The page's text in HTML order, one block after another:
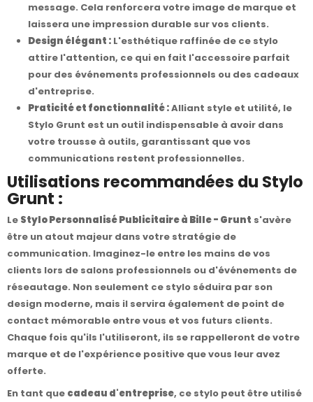
message. Cela renforcera votre image de marque et
laissera une impression durable sur vos clients.
Design élégant : L'esthétique raffinée de ce stylo
attire l'attention, ce qui en fait l'accessoire parfait
pour des événements professionnels ou des cadeaux
d'entreprise.
Praticité et fonctionnalité :Alliant style et utilité, le
Stylo Grunt est un outil indispensable à avoir dans
votre trousse à outils, garantissant que vos
communications restent professionnelles.
Utilisations recommandées du Stylo
Grunt :
Le Stylo Personnalisé Publicitaire à Bille - Grunt s'avère
être un atout majeur dans votre stratégie de
communication. Imaginez-le entre les mains de vos
clients lors de salons professionnels ou d'événements de
réseautage. Non seulement ce stylo séduira par son
design moderne, mais il servira également de point de
contact mémorable entre vous et vos futurs clients.
Chaque fois qu'ils l'utiliseront, ils se rappelleront de votre
marque et de l'expérience positive que vous leur avez
offerte.
En tant que cadeau d'entreprise, ce stylo peut être utilisé